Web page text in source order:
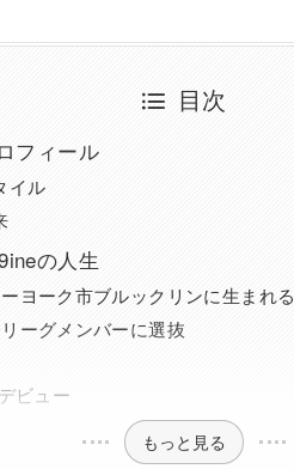
目次
フィール
イル
の人生
ヨーク市ブルックリンに生まれる
ーグメンバーに選抜
ビュー
もっと見る